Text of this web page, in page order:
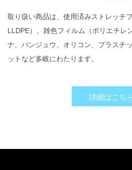
取り扱い商品は、使用済みストレッチ
LLDPE）、雑色フィルム（ポリエチレ
ナ、バンジュウ、オリコン、プラスチ
ットなど多岐にわたります。
詳細はこち